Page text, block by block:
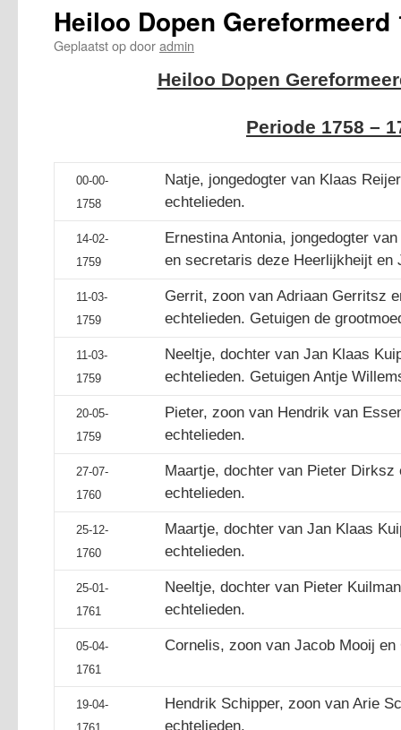
Heiloo Dopen Gereformeerd
Geplaatst opdooradmin
Heiloo Dopen
Periode 1758 –
00-00-
1758
Natje, jongedogter van Klaas
echtelieden.
14-02-
1759
Ernestina Antonia, jongedogter
en secretaris deze Heerlijkheijt en
11-03-
1759
Gerrit, zoon van Adriaan Gerritsz
echtelieden. Getuigen de
11-03-
1759
Neeltje, dochter van Jan Klaas
echtelieden. Getuigen Antje
20-05-
1759
Pieter, zoon van Hendrik van
echtelieden.
27-07-
1760
Maartje, dochter van Pieter Dirksz
echtelieden.
25-12-
1760
Maartje, dochter van Jan Klaas
echtelieden.
25-01-
1761
Neeltje, dochter van Pieter
echtelieden.
05-04-
1761
Cornelis, zoon van Jacob Mooij
19-04-
Hendrik Schipper, zoon van Arie
echtelieden.